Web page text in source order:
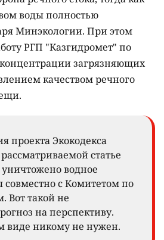
воды полностью
Минэкологии. При этом
РГП "Казгидромет" по
загрязняющих
качеством речного
проекта Экокодекса
статье
водное
совместно с Комитетом по
Вот такой не
на перспективу.
виде никому не нужен.